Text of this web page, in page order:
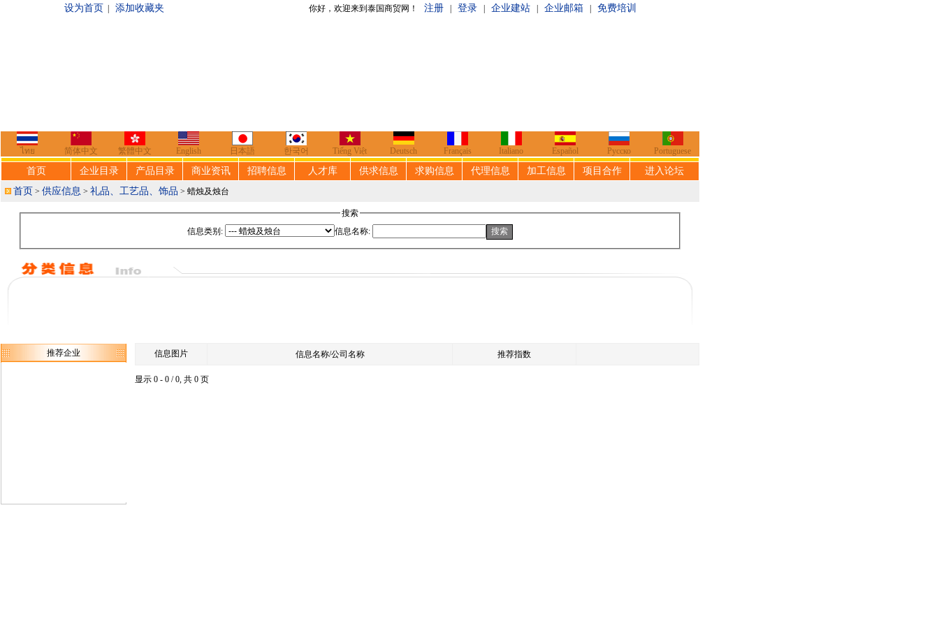
设为首页 添加收藏夹 你好，欢迎来到泰国商贸网！ 注册| 登录| 企业建站| 企业邮箱 免费培训
ไทย 简体中文 繁體中文 English 日本語 한국어 Tiếng Việt Deutsch Français Italiano Español Русско Portuguese
首页 企业目录 产品目录 商业资讯 招聘信息 人才库 供求信息 求购信息 代理信息 加工信息 项目合作
进入论坛
首页 > 供应信息 > 礼品、工艺品、饰品 > 蜡烛及烛台
搜索
信息类别:
信息名称:
推荐企业 信息图片 信息名称/公司名称 推荐指数
显示 0 - 0 / 0, 共 0 页